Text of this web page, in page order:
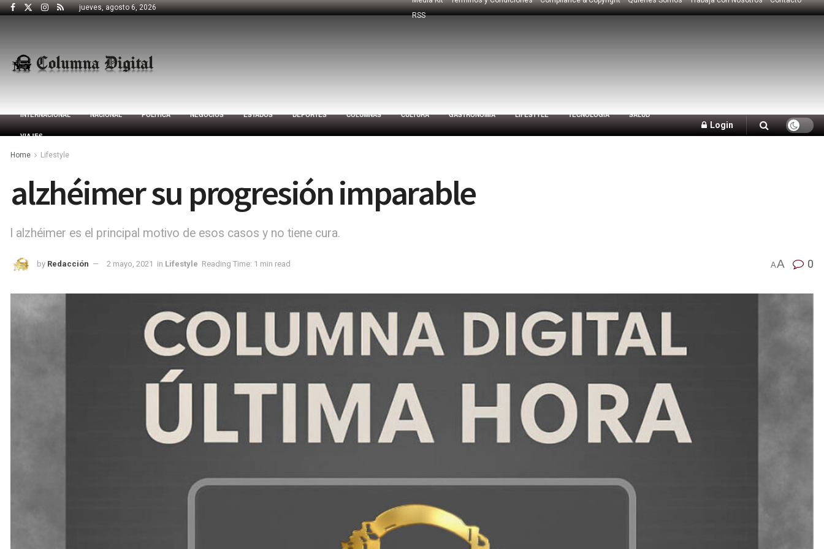
jueves, agosto 6, 2026
RSS
INTERNACIONAL NACIONAL POLÍTICA NEGOCIOS ESTADOS DEPORTES COLUMNAS CULTURA GASTRONOMÍA LIFESTYLE TECNOLOGÍA SALUD
VIAJES
Login
Home Lifestyle
alzhéimer su progresión imparable
l alzhéimer es el principal motivo de esos casos y no tiene cura.
by Redacción 2 mayo, 2021 in Lifestyle Reading Time: 1 min read AA 0